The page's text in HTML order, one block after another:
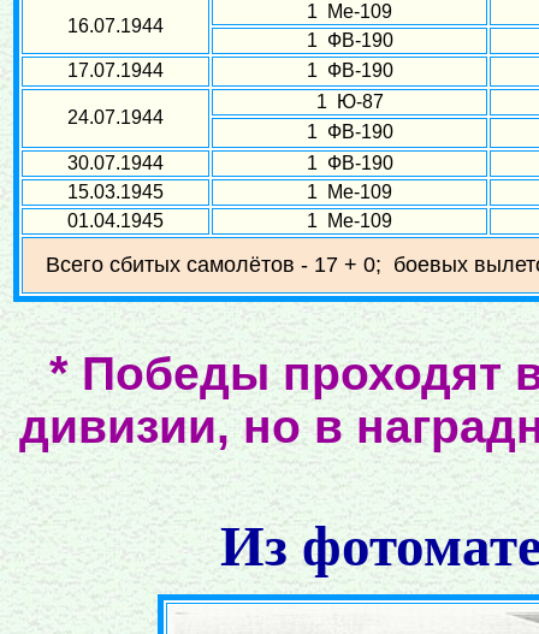
16.07.1944
1 Ме-109
1 ФВ-190
17.07.1944
1 ФВ-190
24.07.1944
1 Ю-87
1 ФВ-190
30.07.1944
1 ФВ-190
15.03.1945
1 Ме-109
01.04.1945
1 Ме-109
Всего сбитых самолётов - 17 + 0; боевых
*Победы проходят
дивизии, но в
Из